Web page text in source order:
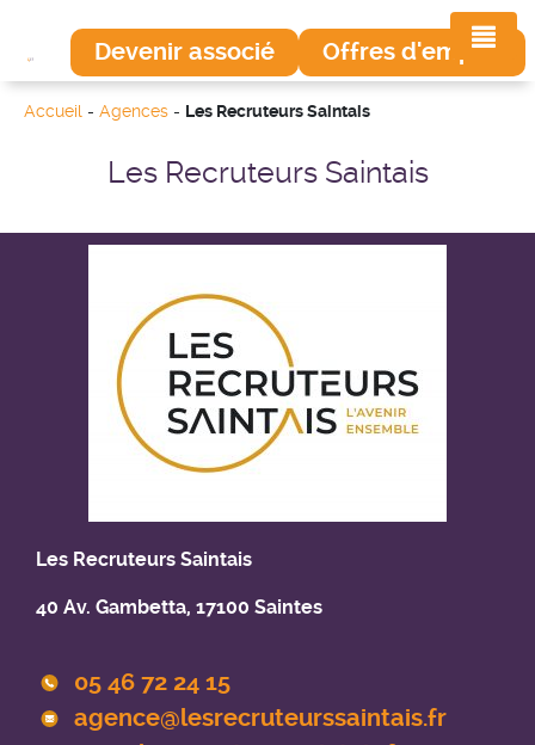
Devenir associé Offres d'emploi
Les Recruteurs Saintais
Les Recruteurs Saintais
40 Av. Gambetta, 17100 Saintes
05 46 72 24 15
agence@lesrecruteurssaintais.fr
Accueil - Agences - Les Recruteurs Saintais